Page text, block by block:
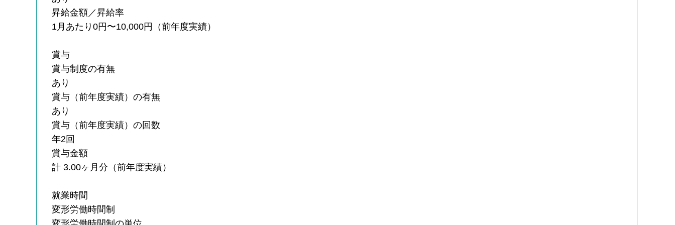
昇給金額／昇給率
1月あたり0円〜10,000円（前年度実績）
賞与
賞与制度の有無
あり
賞与（前年度実績）の有無
あり
賞与（前年度実績）の回数
年2回
賞与金額
計 3.00ヶ月分（前年度実績）
就業時間
変形労働時間制